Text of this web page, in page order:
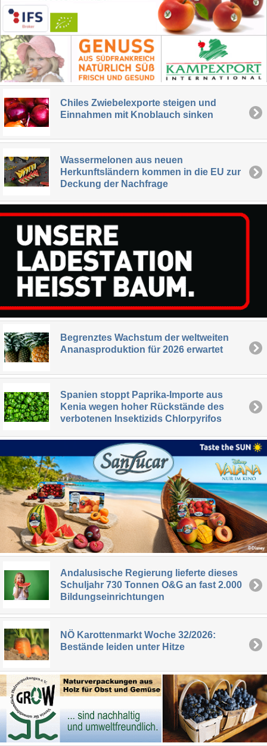
Chiles Zwiebelexporte steigen und
Einnahmen mit Knoblauch sinken
Wassermelonen aus neuen
Herkunftsländern kommen in die EU zur
Deckung der Nachfrage
Begrenztes Wachstum der weltweiten
Ananasproduktion für 2026 erwartet
Spanien stoppt Paprika-Importe aus
Kenia wegen hoher Rückstände des
verbotenen Insektizids Chlorpyrifos
Andalusische Regierung lieferte dieses
Schuljahr 730 Tonnen O&G an fast 2.000
Bildungseinrichtungen
NÖ Karottenmarkt Woche 32/2026:
Bestände leiden unter Hitze